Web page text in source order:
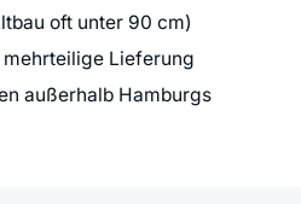
oft unter 90 cm)
Lieferung
außerhalb Hamburgs